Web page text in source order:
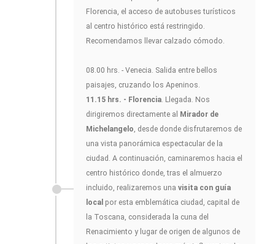
Florencia, el acceso de autobuses turísticos
al centro histórico está restringido.
Recomendamos llevar calzado cómodo.
08.00 hrs. - Venecia. Salida entre bellos
paisajes, cruzando los Apeninos.
11.15 hrs. - Florencia. Llegada. Nos
dirigiremos directamente al
Mirador de
Michelangelo, desde donde disfrutaremos de
una vista panorámica espectacular de la
ciudad. A continuación, caminaremos hacia el
centro histórico donde, tras el almuerzo
incluido, realizaremos una visita con guía
local por esta emblemática ciudad, capital de
la Toscana, considerada la cuna del
Renacimiento y lugar de origen de algunos de